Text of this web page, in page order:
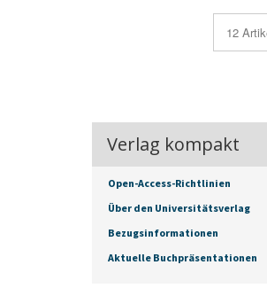
Verlag kompakt
Open-Access-Richtlinien
Über den Universitätsverlag
Bezugsinformationen
Aktuelle Buchpräsentationen